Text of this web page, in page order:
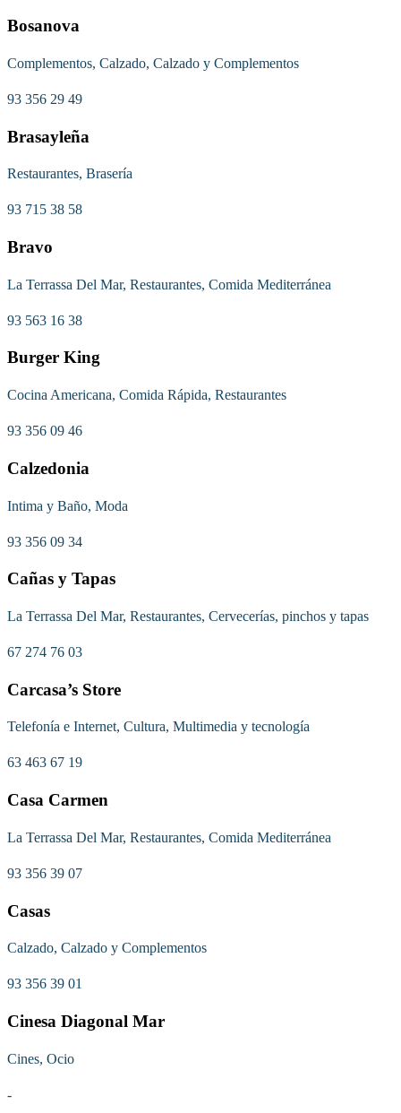
Bosanova
Complementos, Calzado, Calzado y Complementos
93 356 29 49
Brasayleña
Restaurantes, Brasería
93 715 38 58
Bravo
La Terrassa Del Mar, Restaurantes, Comida Mediterránea
93 563 16 38
Burger King
Cocina Americana, Comida Rápida, Restaurantes
93 356 09 46
Calzedonia
Intima y Baño, Moda
93 356 09 34
Cañas y Tapas
La Terrassa Del Mar, Restaurantes, Cervecerías, pinchos y tapas
67 274 76 03
Carcasa’s Store
Telefonía e Internet, Cultura, Multimedia y tecnología
63 463 67 19
Casa Carmen
La Terrassa Del Mar, Restaurantes, Comida Mediterránea
93 356 39 07
Casas
Calzado, Calzado y Complementos
93 356 39 01
Cinesa Diagonal Mar
Cines, Ocio
-